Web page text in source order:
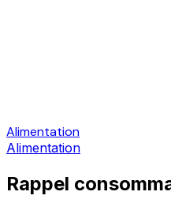
Alimentation
Alimentation
Rappel